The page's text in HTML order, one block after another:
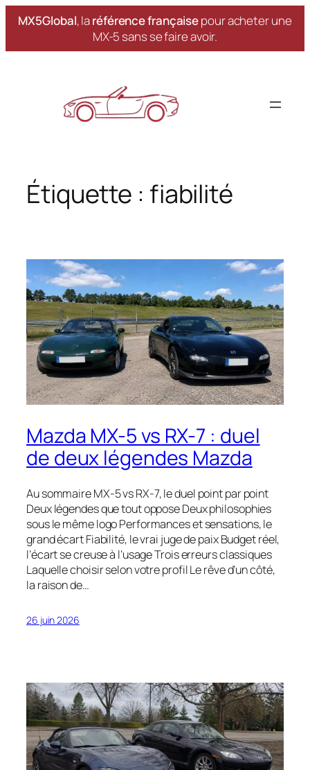
MX5Global, laréférence françaisepour acheter une
MX-5 sans se faire avoir.
Étiquette : fiabilité
Mazda MX-5 vs RX-7 : duel
de deux légendes Mazda
Au sommaire MX-5 vs RX-7, le duel point par point
Deux légendes que tout oppose Deux philosophies
sous le même logo Performances et sensations, le
grand écart Fiabilité, le vrai juge de paix Budget réel,
l’écart se creuse à l’usage Trois erreurs classiques
Laquelle choisir selon votre profil Le rêve d’un côté,
la raison de…
26 juin 2026